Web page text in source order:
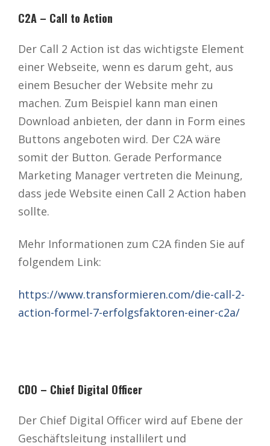
C2A – Call to Action
Der Call 2 Action ist das wichtigste Element
einer Webseite, wenn es darum geht, aus
einem Besucher der Website mehr zu
machen. Zum Beispiel kann man einen
Download anbieten, der dann in Form eines
Buttons angeboten wird. Der C2A wäre
somit der Button. Gerade Performance
Marketing Manager vertreten die Meinung,
dass jede Website einen Call 2 Action haben
sollte.
Mehr Informationen zum C2A finden Sie auf
folgendem Link:
https://www.transformieren.com/die-call-2-
action-formel-7-erfolgsfaktoren-einer-c2a/
CDO – Chief Digital Officer
Der Chief Digital Officer wird auf Ebene der
Geschäftsleitung installilert und